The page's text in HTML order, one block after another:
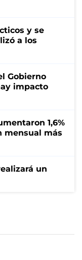
y se
a los
Gobierno
impacto
1,6%
mensual más
un